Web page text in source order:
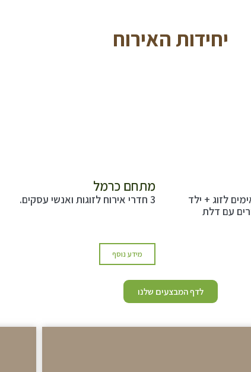
יחידות האירוח
לזוג + ילד
עם דלת
מתחם כרמל
3 חדרי אירוח לזוגות ואנשי עסקים.
מידע נוסף
לדף המבצעים שלנו